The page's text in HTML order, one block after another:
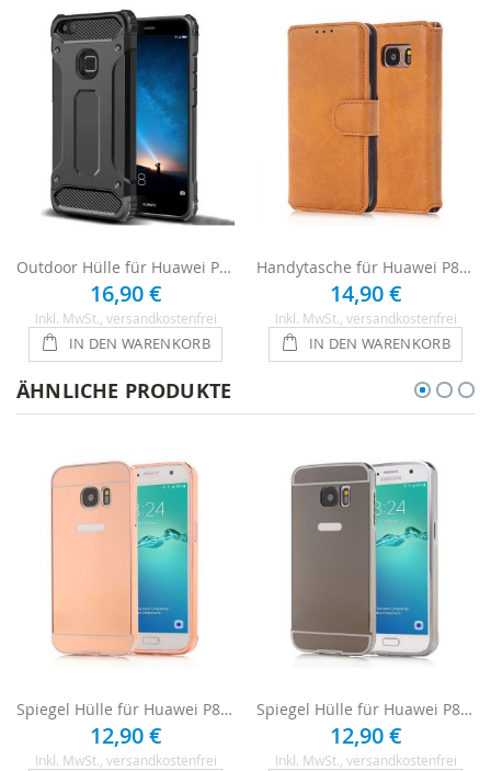
Outdoor Hülle für Huawei P8 Lite 2017 - Schwarz
16,90 €
Inkl. MwSt. , versandkostenfrei
IN DEN WARENKORB
Handytasche für Huawei P8 Lite (2017) - Braun
14,90 €
Inkl. MwSt. , versandkostenfrei
IN DEN WARENKORB
ÄHNLICHE PRODUKTE
Spiegel Hülle für Huawei P8 Lite (2017) - Roségold
12,90 €
Inkl. MwSt. , versandkostenfrei
Spiegel Hülle für Huawei P8 Lite (2017) - Anthrazit
12,90 €
Inkl. MwSt. , versandkostenfrei